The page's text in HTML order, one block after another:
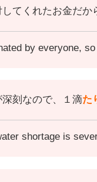
てくれたお金だか
by everyone,
刻なので、１滴た
shortage is